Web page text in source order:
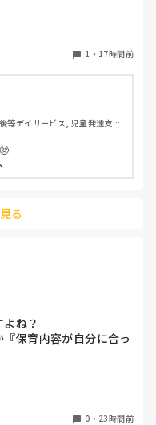
せんとのこと
終了なのでしょうか？
1 ・ 17時間前
等デイサービス, 児童発達支援
る
ね？
『保育内容が自分に合っ
いますが、実際はどう
育内容は勘案しますが
給与はどうか…という
0 ・ 23時間前